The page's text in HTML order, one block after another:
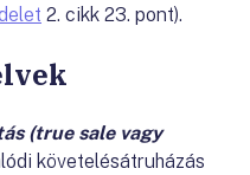
2. cikk 23. pont).
(true sale vagy
követelésátruházás